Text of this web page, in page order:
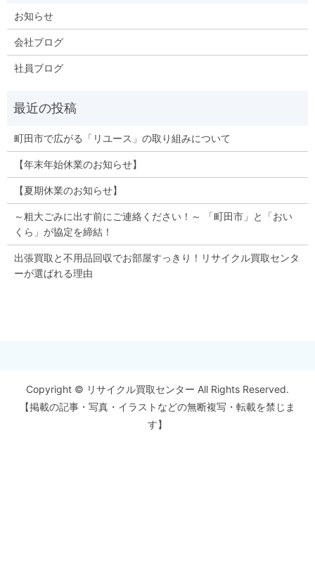
お知らせ
会社ブログ
社員ブログ
町田市で広がる「リユース」の取り組みについて
【年末年始休業のお知らせ】
【夏期休業のお知らせ】
～粗大ごみに出す前にご連絡ください！～ 「町田市」と「おい
くら」が協定を締結！
出張買取と不用品回収でお部屋すっきり！リサイクル買取センタ
ーが選ばれる理由
Copyright © リサイクル買取センター All Rights Reserved.
【掲載の記事・写真・イラストなどの無断複写・転載を禁じま
す】